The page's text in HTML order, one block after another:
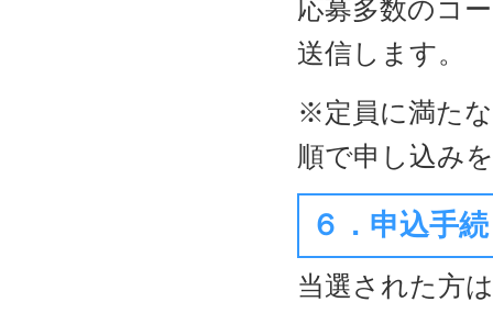
応募多数のコ
送信します。
※定員に満た
順で申し込み
６．申込手
当選された方